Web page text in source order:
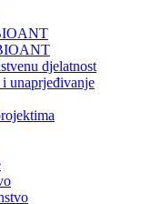
djelatnost
i unaprjeđivanje